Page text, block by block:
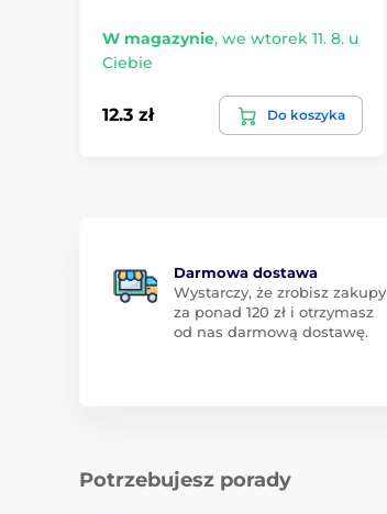
W magazynie, we wtorek 11. 8. u
Ciebie
12.3 zł Do koszyka
Darmowa dostawa
Wystarczy, że zrobisz zakupy
za ponad 120 zł i otrzymasz
od nas darmową dostawę.
Potrzebujesz porady